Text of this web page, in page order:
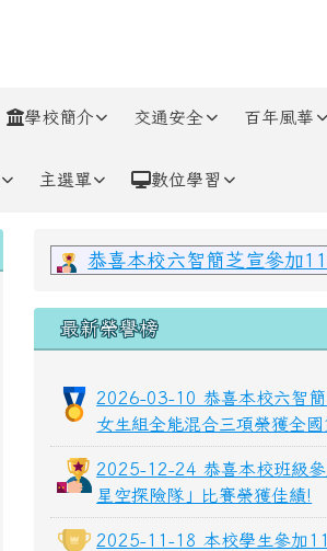
學校簡介 交通安全 百年風華
主選單 數位學習
上中區域內容
恭喜本校六智簡芝宣參加
最新榮譽榜
2026-03-10 恭喜本校六智
女生組全能混合三項榮獲全國
2025-12-24 恭喜本校班級
星空探險隊」比賽榮獲佳績!
2025-11-18 本校學生參加